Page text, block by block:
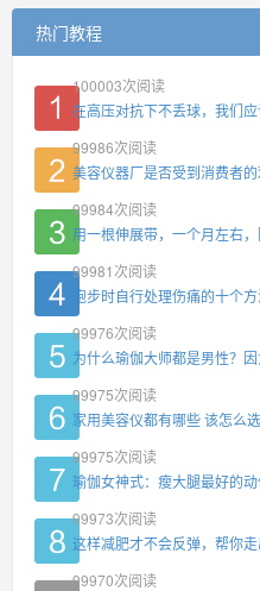
热门教程
100003次阅读
在高压对抗下不丢球，我们
99986次阅读
美容仪器厂是否受到消费者
99984次阅读
用一根伸展带，一个月左右
99981 次阅读
跑步时自行处理伤痛的十个
99976次阅读
为什么瑜伽大师都是男性？
99975次阅读
家用美容仪都有哪些 该怎么
99975次阅读
瑜伽女神式：瘦大腿最好的
99973次阅读
这样减肥才不会反弹，帮你
99970次阅读